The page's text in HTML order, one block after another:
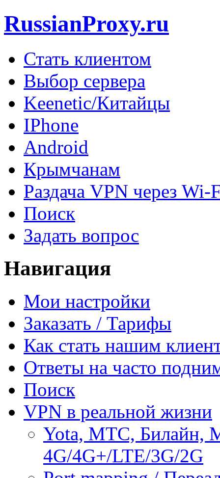
RussianProxy.ru
Стать клиентом
Выбор сервера
Keenetic/Китайцы
IPhone
Android
Крымчанам
Раздача VPN через Wi-
Поиск
Задать вопрос
Навигация
Мои настройки
Заказать / Тарифы
Как стать нашим
Ответы на часто
Поиск
VPN в реальной жизни
Yota, МТС, Билайн,
4G/4G+/LTE/3G/2G